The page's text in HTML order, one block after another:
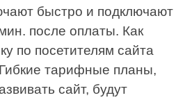
быстро и подключают
после оплаты. Как
по посетителям сайта
тарифные планы,
сайт, будут